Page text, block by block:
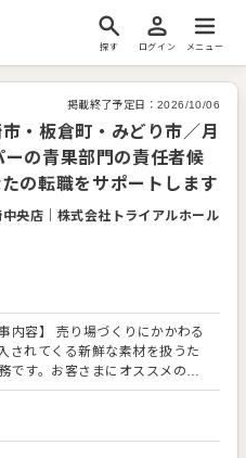
探す ログイン メニュー
掲載終了予定日： 2026/10/06
・板倉町・みどり市／月
の青果部門の責任者候
の転職をサポートします
中央店
株式会社トライアルホール
内容】 売り場づくりにかかわる
されてくる新鮮な素材を扱うた
です。お客さまにオススメの調
の悩みを相談されることもあり
ケーションでご対応ください。
的には…】 ・仕